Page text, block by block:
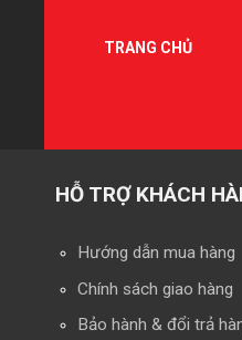
TRANG CHỦ
HỖ TRỢ KHÁCH
Hướng dẫn mua hàng
Chính sách giao hàng
Bảo hành & đổi trả